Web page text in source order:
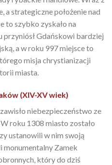
a strategiczne położenie nad
to szybko zyskało na
przyniósł Gdańskowi bardziej
a w roku 997 miejsce to
misja chrystianizacji
miasta.
(XIV-XV wiek)
niebezpieczeństwo ze
roku 1308 miasto zostało
ustanowili w nim swoją
monumentalny Zamek
który do dziś